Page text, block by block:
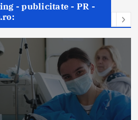
- publicitate - PR -